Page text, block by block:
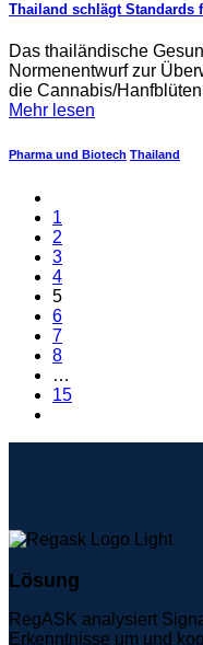
Thailand schlägt
Das thailändische
Normenentwurf zur
die Cannabis/
Mehr lesen
Pharma und Biotech Thailand
1
2
3
4
5
6
7
8
…
15
Lösung
RegASK analysiert
Erkenntnisse um und